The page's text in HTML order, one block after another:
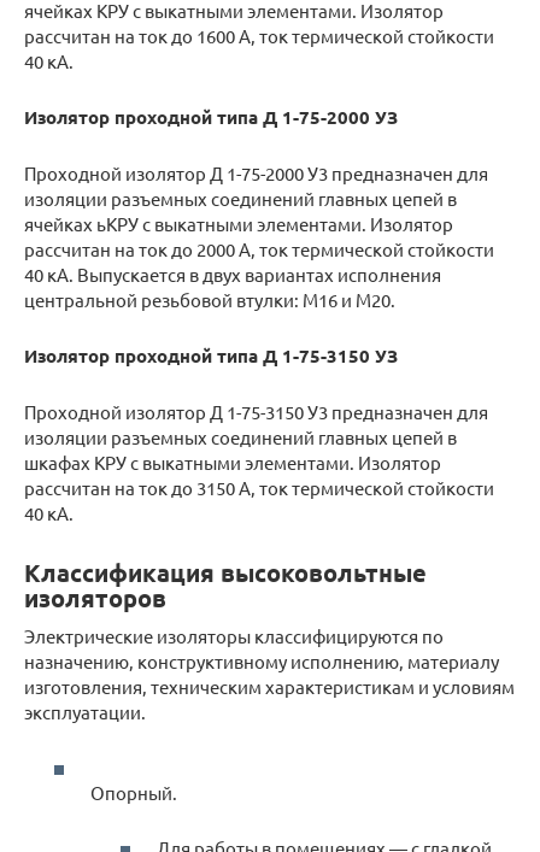
ячейках КРУ с выкатными элементами. Изолятор
рассчитан на ток до 1600 А, ток термической стойкости
40 кА.
Изолятор проходной типа Д 1-75-2000 УЗ
Проходной изолятор Д 1­-75-­2000 У3 предназначен для
изоляции разъемных соединений главных цепей в
ячейках ьКРУ с выкатными элементами. Изолятор
рассчитан на ток до 2000 А, ток термической стойкости
40 кА. Выпускается в двух вариантах исполнения
центральной резьбовой втулки: М16 и М20.
Изолятор проходной типа Д 1-75-3150 УЗ
Проходной изолятор Д 1­-75-­3150 У3 предназначен для
изоляции разъемных соединений главных цепей в
шкафах КРУ с выкатными элементами. Изолятор
рассчитан на ток до 3150 А, ток термической стойкости
40 кА.
Классификация высоковольтные
изоляторов
Электрические изоляторы классифицируются по
назначению, конструктивному исполнению, материалу
изготовления, техническим характеристикам и условиям
эксплуатации.
Опорный.